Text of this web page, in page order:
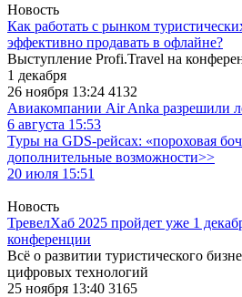
Новость
Как работать с рынком
эффективно продавать в офлайне?
Выступление Profi.Travel на
1 декабря
26 ноября 13:24 4132
Авиакомпании Air Anka разрешили
6 августа 15:53
Туры на GDS-рейсах: «пороховая
дополнительные возможности>>
20 июля 15:51
Новость
ТревелХаб 2025 пройдет уже 1
конференции
Всё о развитии туристического
цифровых технологий
25 ноября 13:40 3165